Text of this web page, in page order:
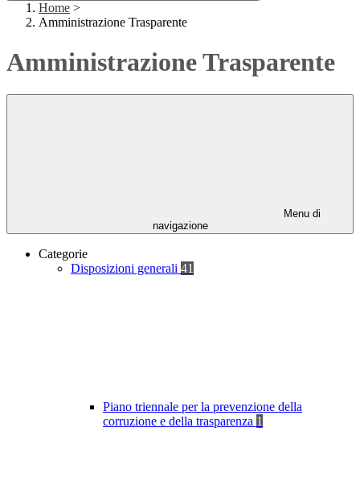
Home >
Amministrazione Trasparente
Amministrazione Trasparente
Menu di
navigazione
Categorie
Disposizioni generali 41
Piano triennale per la prevenzione della
corruzione e della trasparenza 1